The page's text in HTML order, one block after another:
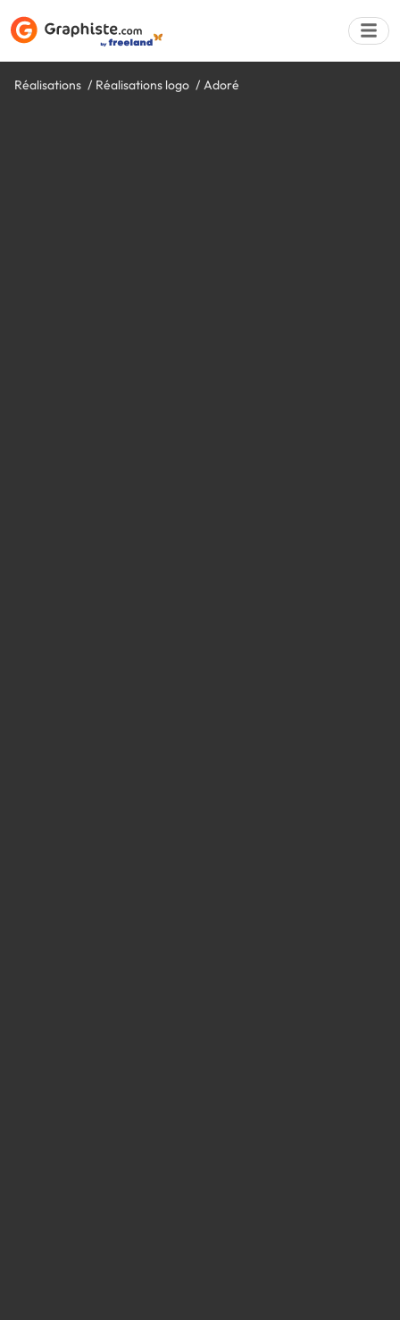
Réalisations Réalisations logo Adoré